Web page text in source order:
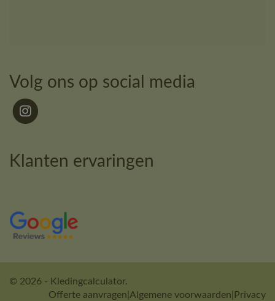
Volg ons op social media
Klanten ervaringen
© 2026 - Kledingcalculator.
Offerte aanvragen Algemene voorwaarden Privacy